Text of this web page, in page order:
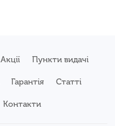
Акції Пункти видачі
Гарантія Статті
Контакти